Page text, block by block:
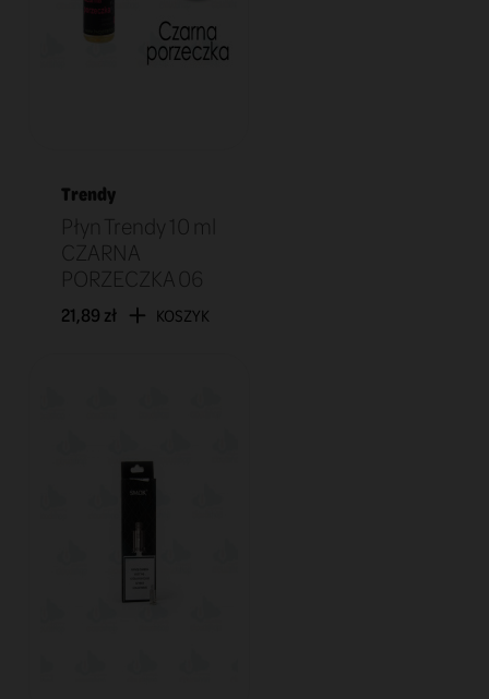
Trendy
Płyn Trendy 10 ml
CZARNA
PORZECZKA 06
21,89 zł KOSZYK